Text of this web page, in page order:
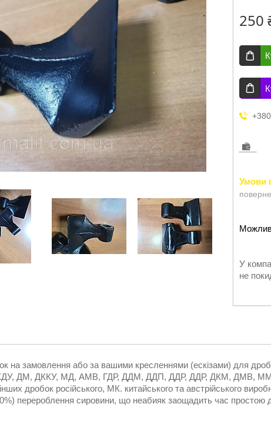
250
У
не
на замовлення або за вашими кресленнями (ескізами) для
ДМ, ДККУ, МД, АМВ, ГДР, ДДМ, ДДП, ДДР, ДДР, ДКМ, ДМВ,
дробок російського, МК. китайського та австрійського
перероблення сировини, що неабияк заощадить час простою